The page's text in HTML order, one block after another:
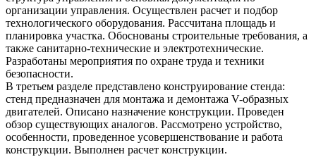
организации управления. Осуществлен расчет и подбор
технологического оборудования. Рассчитана площадь и
планировка участка. Обоснованы строительные требования, а
также санитарно-технические и электротехнические.
Разработаны мероприятия по охране труда и техники
безопасности.
В третьем разделе представлено конструирование стенда:
стенд предназначен для монтажа и демонтажа V-образных
двигателей. Описано назначение конструкции. Проведен
обзор существующих аналогов. Рассмотрено устройство,
особенности, проведенное усовершенствование и работа
конструкции. Выполнен расчет конструкции.